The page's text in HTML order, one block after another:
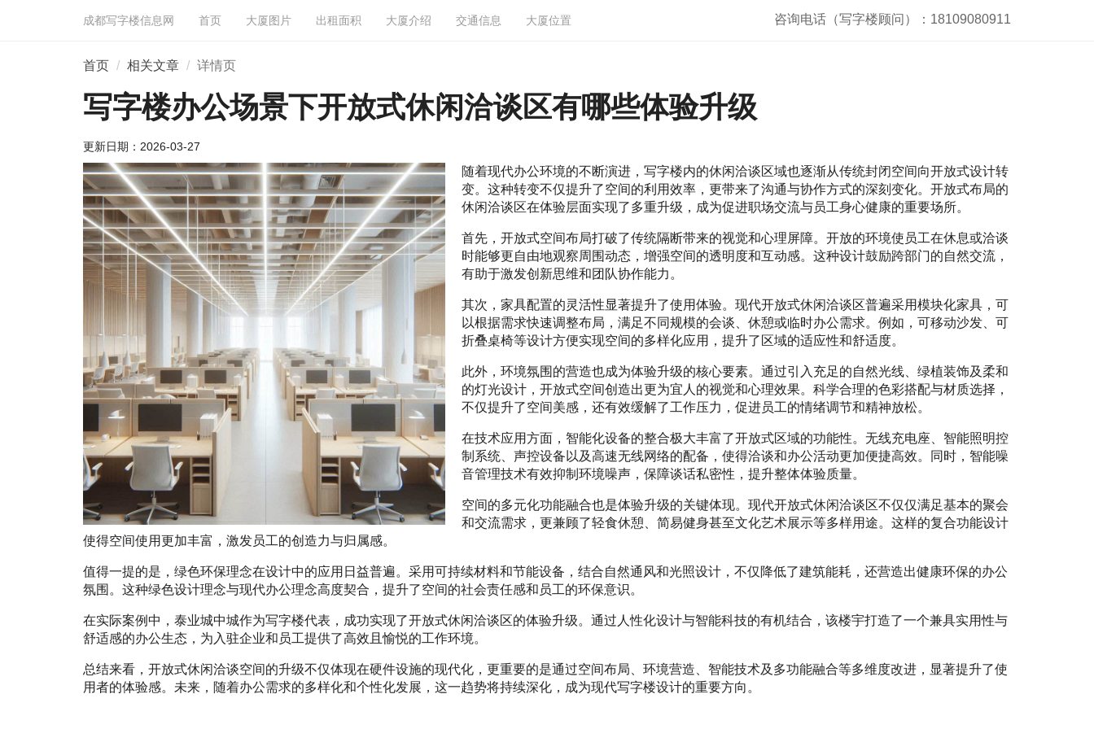
成都写字楼信息网 首页 大厦图片 出租面积 大厦介绍 交通信息 大厦位置 咨询电话（写字楼顾问）：18109080911
首页 相关文章 详情页
写字楼办公场景下开放式休闲洽谈区有哪些体验升级
更新日期： 2026-03-27
随着现代办公环境的不断演进，写字楼内的休闲洽谈区域也逐渐从传统封闭空间向开放式设计转
变。这种转变不仅提升了空间的利用效率，更带来了沟通与协作方式的深刻变化。开放式布局的
休闲洽谈区在体验层面实现了多重升级，成为促进职场交流与员工身心健康的重要场所。
首先，开放式空间布局打破了传统隔断带来的视觉和心理屏障。开放的环境使员工在休息或洽谈
时能够更自由地观察周围动态，增强空间的透明度和互动感。这种设计鼓励跨部门的自然交流，
有助于激发创新思维和团队协作能力。
其次，家具配置的灵活性显著提升了使用体验。现代开放式休闲洽谈区普遍采用模块化家具，可
以根据需求快速调整布局，满足不同规模的会谈、休憩或临时办公需求。例如，可移动沙发、可
折叠桌椅等设计方便实现空间的多样化应用，提升了区域的适应性和舒适度。
此外，环境氛围的营造也成为体验升级的核心要素。通过引入充足的自然光线、绿植装饰及柔和
的灯光设计，开放式空间创造出更为宜人的视觉和心理效果。科学合理的色彩搭配与材质选择，
不仅提升了空间美感，还有效缓解了工作压力，促进员工的情绪调节和精神放松。
在技术应用方面，智能化设备的整合极大丰富了开放式区域的功能性。无线充电座、智能照明控
制系统、声控设备以及高速无线网络的配备，使得洽谈和办公活动更加便捷高效。同时，智能噪
音管理技术有效抑制环境噪声，保障谈话私密性，提升整体体验质量。
空间的多元化功能融合也是体验升级的关键体现。现代开放式休闲洽谈区不仅仅满足基本的聚会
和交流需求，更兼顾了轻食休憩、简易健身甚至文化艺术展示等多样用途。这样的复合功能设计
使得空间使用更加丰富，激发员工的创造力与归属感。
值得一提的是，绿色环保理念在设计中的应用日益普遍。采用可持续材料和节能设备，结合自然通风和光照设计，不仅降低了建筑能耗，还营造出健康环保的办公
氛围。这种绿色设计理念与现代办公理念高度契合，提升了空间的社会责任感和员工的环保意识。
在实际案例中，泰业城中城作为写字楼代表，成功实现了开放式休闲洽谈区的体验升级。通过人性化设计与智能科技的有机结合，该楼宇打造了一个兼具实用性与
舒适感的办公生态，为入驻企业和员工提供了高效且愉悦的工作环境。
总结来看，开放式休闲洽谈空间的升级不仅体现在硬件设施的现代化，更重要的是通过空间布局、环境营造、智能技术及多功能融合等多维度改进，显著提升了使
用者的体验感。未来，随着办公需求的多样化和个性化发展，这一趋势将持续深化，成为现代写字楼设计的重要方向。